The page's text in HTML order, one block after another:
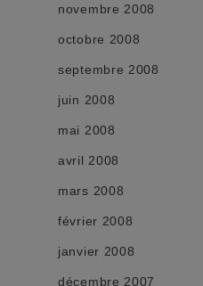
novembre 2008
octobre 2008
septembre 2008
juin 2008
mai 2008
avril 2008
mars 2008
février 2008
janvier 2008
décembre 2007